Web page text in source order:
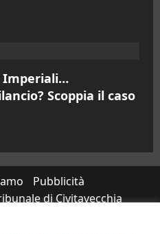
Imperiali…
Scoppia il caso
Pubblicità
di Civitavecchia